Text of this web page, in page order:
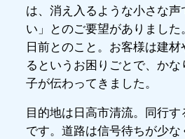
は、消え入るような小さな声
い」とのご要望がありまし
日前とのこと。お客様は建
るというお困りごとで、か
子が伝わってきました。
目的地は日高市清流。同行
です。道路は信号待ちが少